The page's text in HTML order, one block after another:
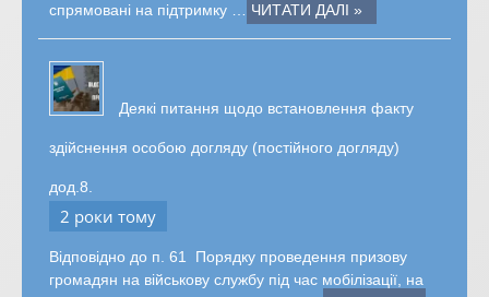
спрямовані на підтримку …
ЧИТАТИ ДАЛІ »
Деякі питання щодо встановлення факту
здійснення особою догляду (постійного догляду)
дод.8.
2 роки тому
Відповідно до п. 61 Порядку проведення призову
громадян на військову службу під час мобілізації, на